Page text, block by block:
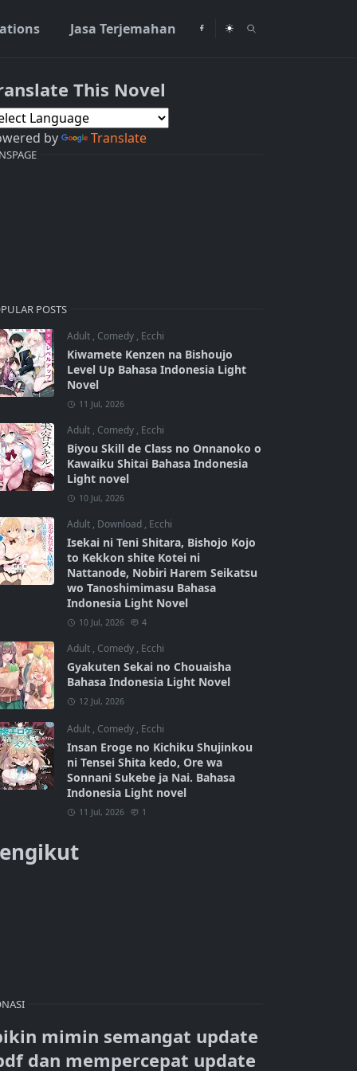
Jasa Terjemahan
This Novel
by Translate
POSTS
Adult , Comedy , Ecchi
Kiwamete Kenzen na Bishoujo
Level Up Bahasa Indonesia Light
Novel
11 Jul, 2026
Adult , Comedy , Ecchi
Biyou Skill de Class no Onnanoko o
Kawaiku Shitai Bahasa Indonesia
Light novel
10 Jul, 2026
Adult , Download , Ecchi
Isekai ni Teni Shitara, Bishojo Kojo
to Kekkon shite Kotei ni
Nattanode, Nobiri Harem Seikatsu
wo Tanoshimimasu Bahasa
Indonesia Light Novel
10 Jul, 2026 4
Adult , Comedy , Ecchi
Gyakuten Sekai no Chouaisha
Bahasa Indonesia Light Novel
12 Jul, 2026
Adult , Comedy , Ecchi
Insan Eroge no Kichiku Shujinkou
ni Tensei Shita kedo, Ore wa
Sonnani Sukebe ja Nai. Bahasa
Indonesia Light novel
11 Jul, 2026 1
mimin semangat update
dan mempercepat update